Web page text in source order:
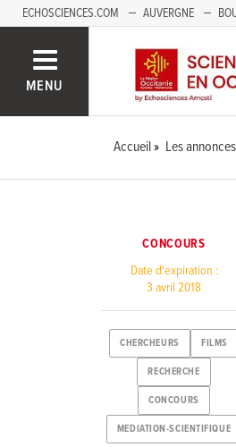
ECHOSCIENCES.COM AUVERGNE
MENU
Accueil Les annonces
CONCOURS
Date d'expiration :
3 avril 2018
CHERCHEURS FILMS
RECHERCHE
CONCOURS
MEDIATION-SCIENTIFIQUE